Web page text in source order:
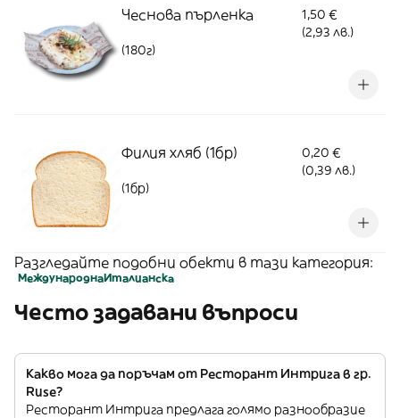
Чеснова пърленка
1,50 €
(2,93 лв.)
(180г)
Филия хляб (1бр)
0,20 €
(0,39 лв.)
(1бр)
Разгледайте подобни обекти в тази категория:
МеждународнаИталианскa
Често задавани въпроси
Какво мога да поръчам от Ресторант Интрига в гр.
Ruse?
Ресторант Интрига предлага голямо разнообразие